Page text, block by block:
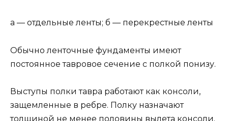
а — отдельные ленты; б — перекрестные ленты
Обычно ленточные фундаменты имеют
постоянное тавровое сечение с полкой понизу.
Выступы полки тавра работают как консоли,
защемленные в ребре. Полку назначают
толщиной не менее половины вылета консоли.